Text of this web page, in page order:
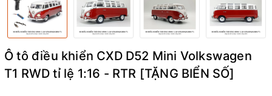
Ô tô điều khiển CXD D52 Mini Volkswagen
T1 RWD tỉ lệ 1:16 - RTR [TẶNG BIỂN SỐ]